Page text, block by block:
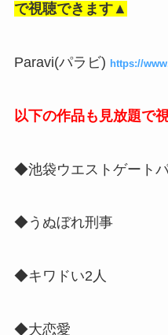
で視聴できます▲
Paravi(パラビ) https://
以下の作品も見放題で
◆池袋ウエストゲート
◆うぬぼれ刑事
◆キワドい2人
◆大恋愛